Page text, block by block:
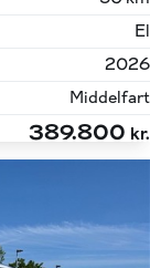
El
2026
Middelfart
389.800 kr.